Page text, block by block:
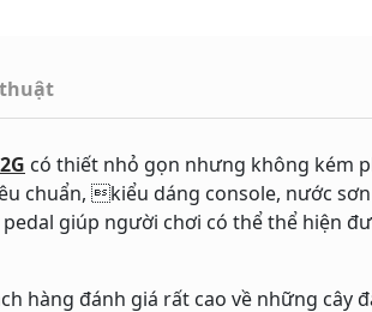
có thiết nhỏ gọn nhưng không kém
chuẩn, kiểu dáng console, nước
pedal giúp người chơi có thể thể hiện
hàng đánh giá rất cao về những